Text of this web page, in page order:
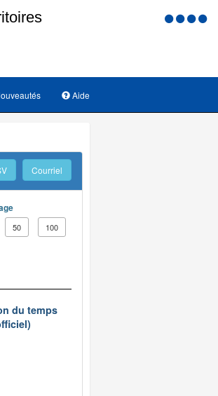
Menu
Aide
Courriel
50 100
du temps